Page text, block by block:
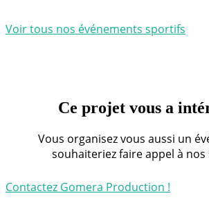
Voir tous nos événements sportifs
Ce projet vous a
Vous organisez vous aussi un
souhaiteriez faire appel à nos
Contactez Gomera Production !